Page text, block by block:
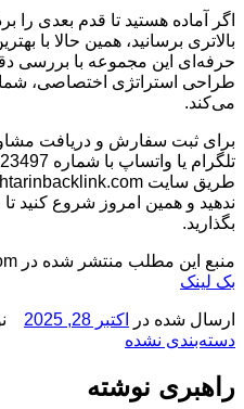
اگر آماده هستید تا قدم بعدی را
بالاتری برسانید، همین حالا با
حرفه‌ای این مجموعه با بررسی
طراحی استراتژی اختصاصی،
می‌کند.
برای ثبت سفارش و دریافت
ندهید و همین امروز شروع کنید
بگذارید.
منبع این مطلب منتشر شده در behtarinbacklink.com —
بک لینک
ارسال شده در اکتبر 28, 2025
دسته‌بندی نشده
راهبری نوشته